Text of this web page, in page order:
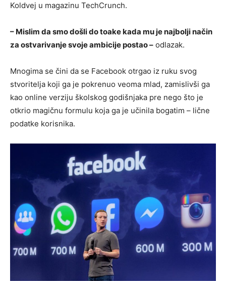
Koldvej u magazinu TechCrunch.
– Mislim da smo došli do toake kada mu je najbolji način
za ostvarivanje svoje ambicije postao – odlazak.
Mnogima se čini da se Facebook otrgao iz ruku svog
stvoritelja koji ga je pokrenuo veoma mlad, zamislivši ga
kao online verziju školskog godišnjaka pre nego što je
otkrio magičnu formulu koja ga je učinila bogatim – lične
podatke korisnika.